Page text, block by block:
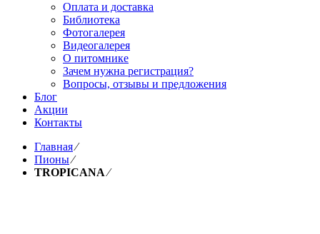
Оплата и доставка
Библиотека
Фотогалерея
Видеогалерея
О питомнике
Зачем нужна регистрация?
Вопросы, отзывы и предложения
Блог
Акции
Контакты
Главная⁄
Пионы⁄
TROPICANA⁄